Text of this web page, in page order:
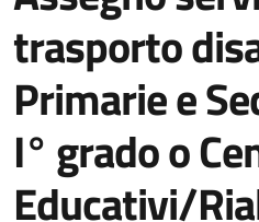
trasporto
Primarie e
I° grado o
Educativi/